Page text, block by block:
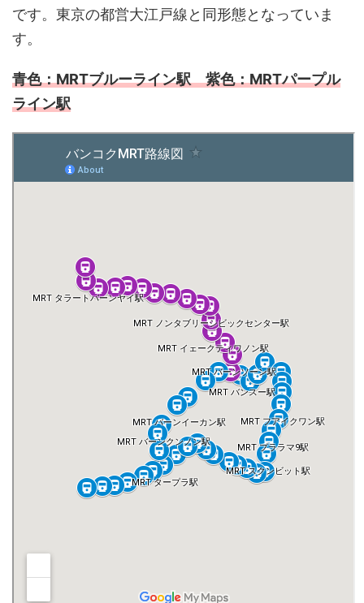
です。東京の都営大江戸線と同形態となっていま
す。
青色：MRTブルーライン駅 紫色：MRTパープル
ライン駅